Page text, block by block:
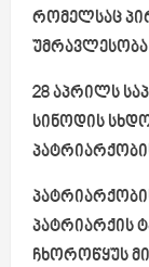
რომელსაც
უმრავლესობა
28 აპრილს
სინოდის
პატრიარქის
ჩხოროწყუს